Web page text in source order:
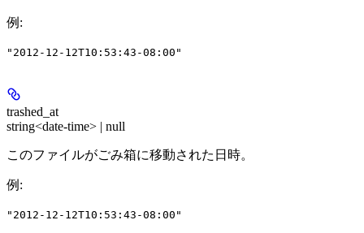
例 :
"2012-12-12T10:53:43-08:00"
trashed_at
string<date-time> | null
このファイルがごみ箱に移動された日時。
例 :
"2012-12-12T10:53:43-08:00"